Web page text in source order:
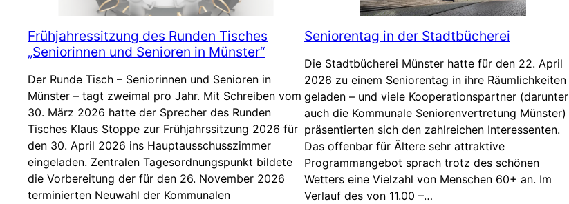
Frühjahressitzung des Runden Tisches
„Seniorinnen und Senioren in Münster“
Der Runde Tisch – Seniorinnen und Senioren in
Münster – tagt zweimal pro Jahr. Mit Schreiben vom
30. März 2026 hatte der Sprecher des Runden
Tisches Klaus Stoppe zur Frühjahrssitzung 2026 für
den 30. April 2026 ins Hauptausschusszimmer
eingeladen. Zentralen Tagesordnungspunkt bildete
die Vorbereitung der für den 26. November 2026
terminierten Neuwahl der Kommunalen
Seniorentag in der Stadtbücherei
Die Stadtbücherei Münster hatte für den 22. April
2026 zu einem Seniorentag in ihre Räumlichkeiten
geladen – und viele Kooperationspartner (darunter
auch die Kommunale Seniorenvertretung Münster)
präsentierten sich den zahlreichen Interessenten.
Das offenbar für Ältere sehr attraktive
Programmangebot sprach trotz des schönen
Wetters eine Vielzahl von Menschen 60+ an. Im
Verlauf des von 11.00 –…